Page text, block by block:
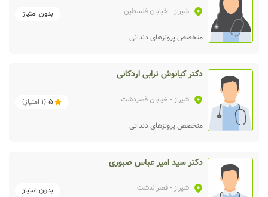
شیراز - خیابان فلسطین بدون امتیاز
متخصص پروتزهای دندانی
دکتر کیانوش ترابی اردکانی
شیراز - خیابان قصردشت 5
(
1 امتیاز)
متخصص پروتزهای دندانی
دکتر سید امیر عباس صبوری
شیراز - قصرالدشت بدون امتیاز